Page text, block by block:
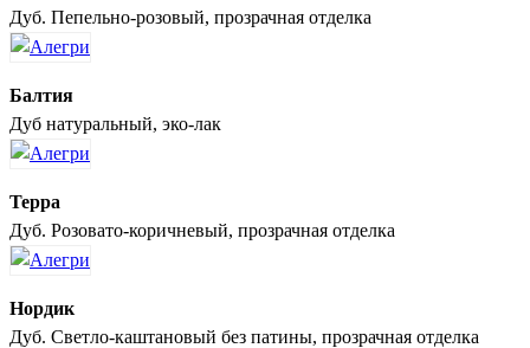
Дуб. Пепельно-розовый, прозрачная отделка
Балтия
Дуб натуральный, эко-лак
Терра
Дуб. Розовато-коричневый, прозрачная отделка
Нордик
Дуб. Светло-каштановый без патины, прозрачная отделка